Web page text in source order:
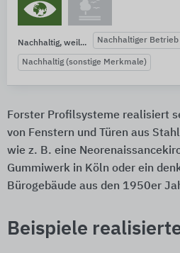
Nachhaltig, weil... Nachhaltiger Betrieb
Nachhaltig (sonstige Merkmale)
Forster Profilsysteme realisiert
von Fenstern und Türen aus
wie z. B. eine
Gummiwerk in Köln oder ein
Bürogebäude aus den 1950er
Beispiele